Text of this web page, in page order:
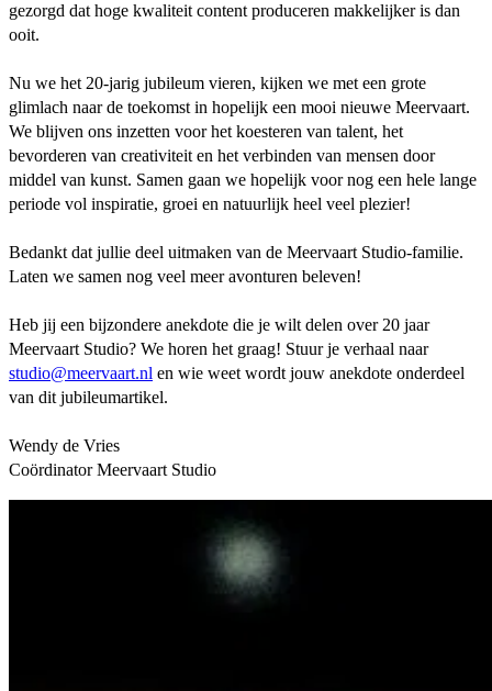
gezorgd dat hoge kwaliteit content produceren makkelijker is dan
ooit.
Nu we het 20-jarig jubileum vieren, kijken we met een grote
glimlach naar de toekomst in hopelijk een mooi nieuwe Meervaart.
We blijven ons inzetten voor het koesteren van talent, het
bevorderen van creativiteit en het verbinden van mensen door
middel van kunst. Samen gaan we hopelijk voor nog een hele lange
periode vol inspiratie, groei en natuurlijk heel veel plezier!
Bedankt dat jullie deel uitmaken van de Meervaart Studio-familie.
Laten we samen nog veel meer avonturen beleven!
Heb jij een bijzondere anekdote die je wilt delen over 20 jaar
Meervaart Studio? We horen het graag! Stuur je verhaal naar
studio@meervaart.nl en wie weet wordt jouw anekdote onderdeel
van dit jubileumartikel.
Wendy de Vries
Coördinator Meervaart Studio